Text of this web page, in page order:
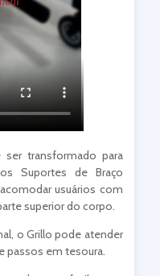
transformado para
Suportes de Braço
usuários com
superior do corpo.
o Grillo pode atender
passos em tesoura.